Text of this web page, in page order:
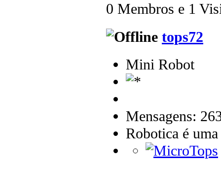
0 Membros e 1
tops72
Mini Robot
Mensagens:
Robotica é